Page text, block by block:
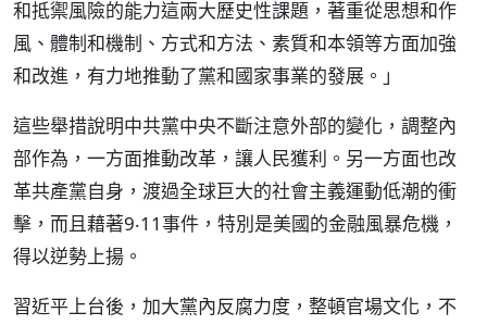
和抵禦風險的能力這兩大歷史性課題，著重從思想和作
風、體制和機制、方式和方法、素質和本領等方面加強
和改進，有力地推動了黨和國家事業的發展。」
這些舉措說明中共黨中央不斷注意外部的變化，調整內
部作為，一方面推動改革，讓人民獲利。另一方面也改
革共產黨自身，渡過全球巨大的社會主義運動低潮的衝
擊，而且藉著9‧11事件，特別是美國的金融風暴危機，
得以逆勢上揚。
習近平上台後，加大黨內反腐力度，整頓官場文化，不